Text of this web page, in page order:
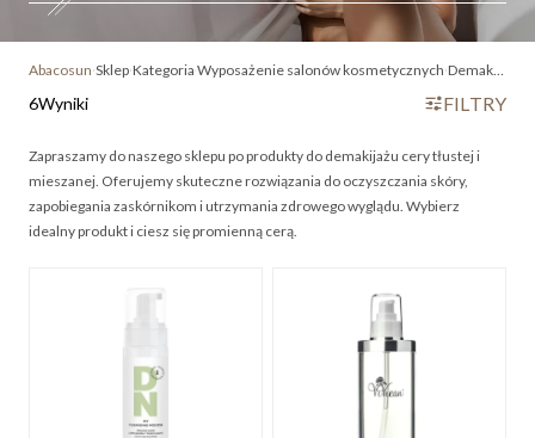
Abacosun Sklep Kategoria Wyposażenie salonów kosmetycznych Demakijaż twarzy cera tłusta mieszana
6Wyniki FILTRY
Zapraszamy do naszego sklepu po produkty do demakijażu cery tłustej i
mieszanej. Oferujemy skuteczne rozwiązania do oczyszczania skóry,
zapobiegania zaskórnikom i utrzymania zdrowego wyglądu. Wybierz
idealny produkt i ciesz się promienną cerą.